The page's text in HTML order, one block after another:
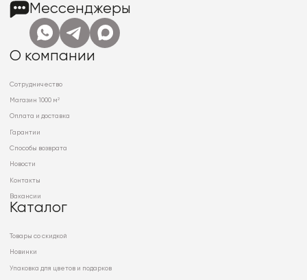
Мессенджеры
О компании
Сотрудничество
Магазин 1000 м²
Оплата и доставка
Гарантии
Способы возврата
Новости
Контакты
Вакансии
Каталог
Товары со скидкой
Новинки
Упаковка для цветов и подарков